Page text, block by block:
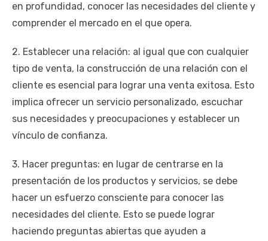
en profundidad, conocer las necesidades del cliente y
comprender el mercado en el que opera.
2. Establecer una relación: al igual que con cualquier
tipo de venta, la construcción de una relación con el
cliente es esencial para lograr una venta exitosa. Esto
implica ofrecer un servicio personalizado, escuchar
sus necesidades y preocupaciones y establecer un
vínculo de confianza.
3. Hacer preguntas: en lugar de centrarse en la
presentación de los productos y servicios, se debe
hacer un esfuerzo consciente para conocer las
necesidades del cliente. Esto se puede lograr
haciendo preguntas abiertas que ayuden a